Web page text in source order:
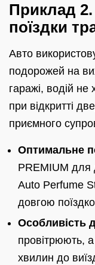
Приклад 2.
поїздки
Авто
подорожей на
гаражі, водій не
при відкритті
приємного
Оптимальне
PREMIUM для
Auto Perfume
довгою
Особливість
провітрюють,
хвилин до